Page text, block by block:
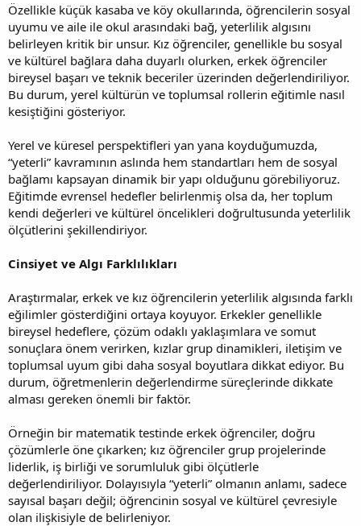
Özellikle küçük kasaba ve köy okullarında, öğrencilerin sosyal
uyumu ve aile ile okul arasındaki bağ, yeterlilik algısını
belirleyen kritik bir unsur. Kız öğrenciler, genellikle bu sosyal
ve kültürel bağlara daha duyarlı olurken, erkek öğrenciler
bireysel başarı ve teknik beceriler üzerinden değerlendiriliyor.
Bu durum, yerel kültürün ve toplumsal rollerin eğitimle nasıl
kesiştiğini gösteriyor.
Yerel ve küresel perspektifleri yan yana koyduğumuzda,
“yeterli” kavramının aslında hem standartları hem de sosyal
bağlamı kapsayan dinamik bir yapı olduğunu görebiliyoruz.
Eğitimde evrensel hedefler belirlenmiş olsa da, her toplum
kendi değerleri ve kültürel öncelikleri doğrultusunda yeterlilik
ölçütlerini şekillendiriyor.
Cinsiyet ve Algı Farklılıkları
Araştırmalar, erkek ve kız öğrencilerin yeterlilik algısında farklı
eğilimler gösterdiğini ortaya koyuyor. Erkekler genellikle
bireysel hedeflere, çözüm odaklı yaklaşımlara ve somut
sonuçlara önem verirken, kızlar grup dinamikleri, iletişim ve
toplumsal uyum gibi daha sosyal boyutlara dikkat ediyor. Bu
durum, öğretmenlerin değerlendirme süreçlerinde dikkate
alması gereken önemli bir faktör.
Örneğin bir matematik testinde erkek öğrenciler, doğru
çözümlerle öne çıkarken; kız öğrenciler grup projelerinde
liderlik, iş birliği ve sorumluluk gibi ölçütlerle
değerlendiriliyor. Dolayısıyla “yeterli” olmanın anlamı, sadece
sayısal başarı değil; öğrencinin sosyal ve kültürel çevresiyle
olan ilişkisiyle de belirleniyor.